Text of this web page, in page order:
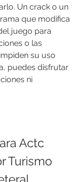
Un crack o un
que modifica
juego para
o las
su uso
puedes disfrutar
ni
Actc
Turismo